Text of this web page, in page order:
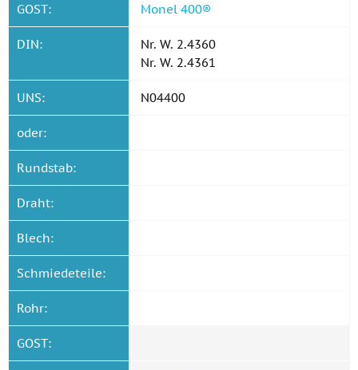
GOST: Monel 400®
DIN:
Nr. W. 2.4360
Nr. W. 2.4361
UNS: N04400
oder:
Rundstab:
Draht:
Blech:
Schmiedeteile:
Rohr:
GOST: